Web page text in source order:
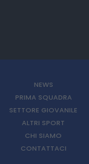
NEWS
PRIMA SQUADRA
SETTORE GIOVANILE
ALTRI SPORT
CHI SIAMO
CONTATTACI